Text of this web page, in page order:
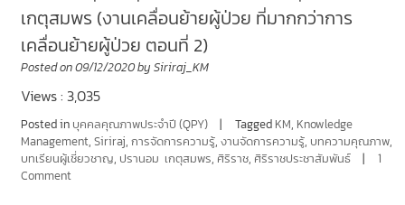
เกตุสมพร (งานเคลื่อนย้ายผู้ป่วย ที่มากกว่าการ
เคลื่อนย้ายผู้ป่วย ตอนที่ 2)
Posted on09/12/2020by Siriraj_KM
Views : 3,035
Posted in บุคคลคุณภาพประจำปี (QPY) Tagged KM, Knowledge
Management, Siriraj, การจัดการความรู้, งานจัดการความรู้, บทความคุณภาพ,
บทเรียนผู้เชี่ยวชาญ, ปรานอม เกตุสมพร, ศิริราช, ศิริราชประชาสัมพันธ์
1
Comment